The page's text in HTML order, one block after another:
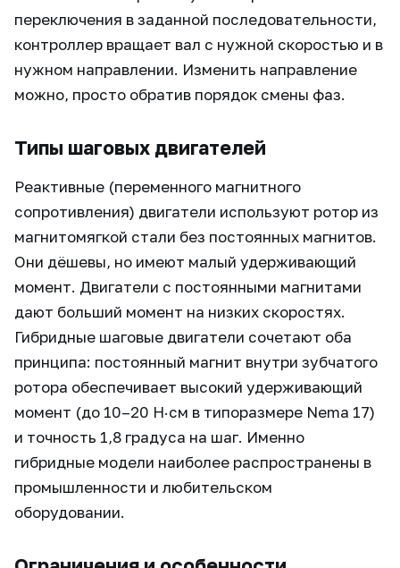
переключения в заданной последовательности,
контроллер вращает вал с нужной скоростью и в
нужном направлении. Изменить направление
можно, просто обратив порядок смены фаз.
Типы шаговых двигателей
Реактивные (переменного магнитного
сопротивления) двигатели используют ротор из
магнитомягкой стали без постоянных магнитов.
Они дёшевы, но имеют малый удерживающий
момент. Двигатели с постоянными магнитами
дают больший момент на низких скоростях.
Гибридные шаговые двигатели сочетают оба
принципа: постоянный магнит внутри зубчатого
ротора обеспечивает высокий удерживающий
момент (до 10–20 Н·см в типоразмере Nema 17)
и точность 1,8 градуса на шаг. Именно
гибридные модели наиболее распространены в
промышленности и любительском
оборудовании.